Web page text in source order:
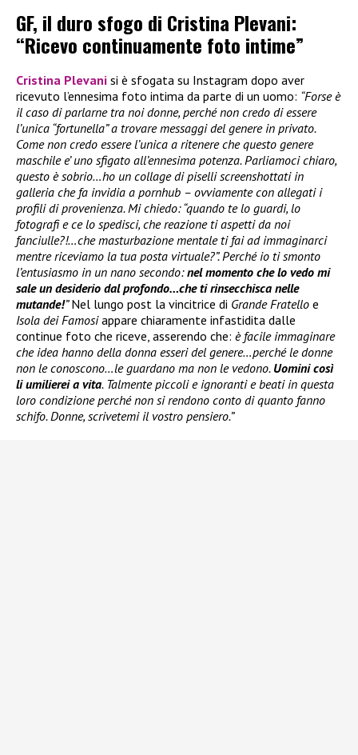
GF, il duro sfogo di Cristina Plevani:
“Ricevo continuamente foto intime”
Cristina Plevani si è sfogata su Instagram dopo aver
ricevuto l’ennesima foto intima da parte di un uomo: “Forse è
il caso di parlarne tra noi donne, perché non credo di essere
l’unica “fortunella” a trovare messaggi del genere in privato.
Come non credo essere l’unica a ritenere che questo genere
maschile e’ uno sfigato all’ennesima potenza. Parliamoci chiaro,
questo è sobrio…ho un collage di piselli screenshottati in
galleria che fa invidia a pornhub – ovviamente con allegati i
profili di provenienza. Mi chiedo: “quando te lo guardi, lo
fotografi e ce lo spedisci, che reazione ti aspetti da noi
fanciulle?!…che masturbazione mentale ti fai ad immaginarci
mentre riceviamo la tua posta virtuale?”. Perché io ti smonto
l’entusiasmo in un nano secondo:nel momento che lo vedo mi
sale un desiderio dal profondo…che ti rinsecchisca nelle
mutande!”Nel lungo post la vincitrice di Grande Fratello e
Isola dei Famosiappare chiaramente infastidita dalle
continue foto che riceve, asserendo che: è facile immaginare
che idea hanno della donna esseri del genere…perché le donne
non le conoscono…le guardano ma non le vedono. Uomini così
li umilierei a vita. Talmente piccoli e ignoranti e beati in questa
loro condizione perché non si rendono conto di quanto fanno
schifo. Donne, scrivetemi il vostro pensiero.”